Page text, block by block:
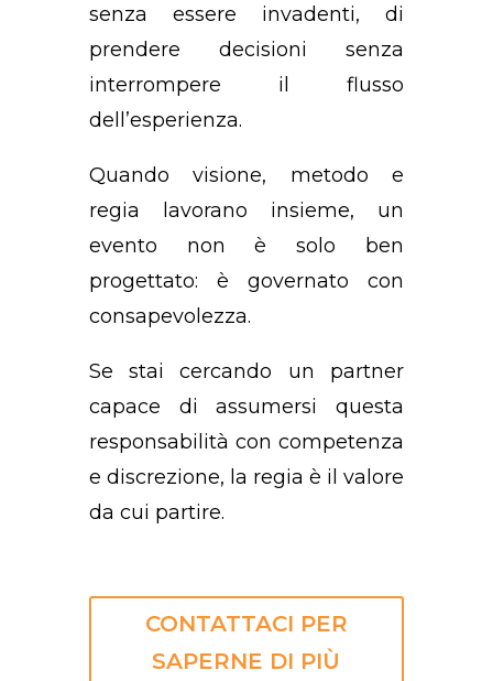
senza essere invadenti, di
prendere decisioni senza
interrompere il flusso
dell’esperienza.
Quando visione, metodo e
regia lavorano insieme, un
evento non è solo ben
progettato: è governato con
consapevolezza.
Se stai cercando un partner
capace di assumersi questa
responsabilità con competenza
e discrezione, la regia è il valore
da cui partire.
CONTATTACI PER
SAPERNE DI PIÙ